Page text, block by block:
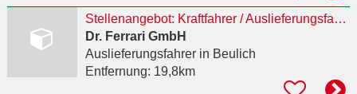
Stellenangebot: Kraftfahrer / Auslieferungsfahrer (m/w/d)
Dr. Ferrari GmbH
Auslieferungsfahrerin Beulich
Entfernung: 19,8km